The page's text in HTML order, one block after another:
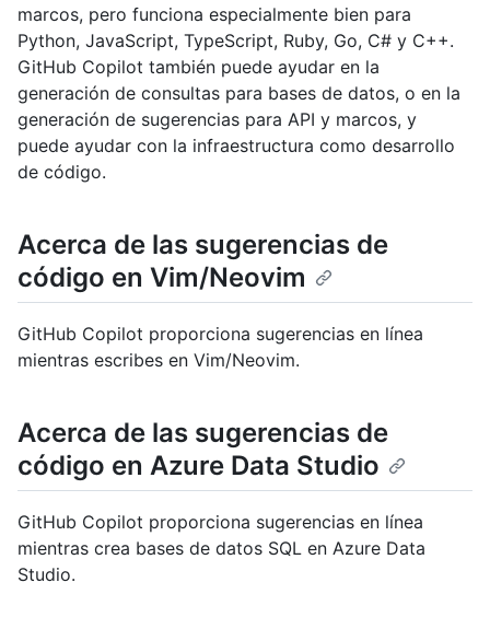
marcos, pero funciona especialmente bien para
Python, JavaScript, TypeScript, Ruby, Go, C# y C++.
GitHub Copilot también puede ayudar en la
generación de consultas para bases de datos, o en la
generación de sugerencias para API y marcos, y
puede ayudar con la infraestructura como desarrollo
de código.
Acerca de las sugerencias de
código en Vim/Neovim
GitHub Copilot proporciona sugerencias en línea
mientras escribes en Vim/Neovim.
Acerca de las sugerencias de
código en Azure Data Studio
GitHub Copilot proporciona sugerencias en línea
mientras crea bases de datos SQL en Azure Data
Studio.